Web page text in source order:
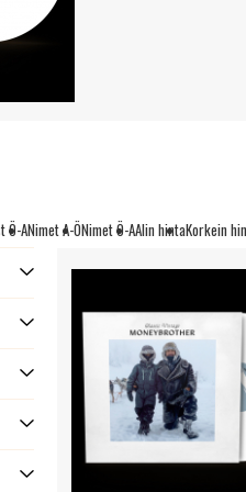
Ö-ANimet A-ÖNimet Ö-AAlin hintaKorkein